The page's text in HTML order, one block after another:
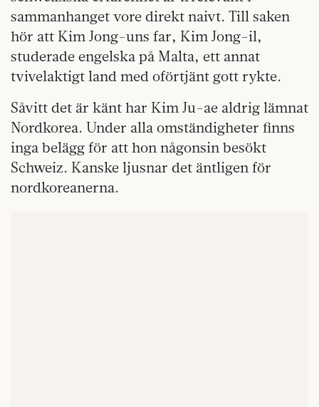
sammanhanget vore direkt naivt. Till saken
hör att Kim Jong-uns far, Kim Jong-il,
studerade engelska på Malta, ett annat
tvivelaktigt land med oförtjänt gott rykte.
Såvitt det är känt har Kim Ju-ae aldrig lämnat
Nordkorea. Under alla omständigheter finns
inga belägg för att hon någonsin besökt
Schweiz. Kanske ljusnar det äntligen för
nordkoreanerna.